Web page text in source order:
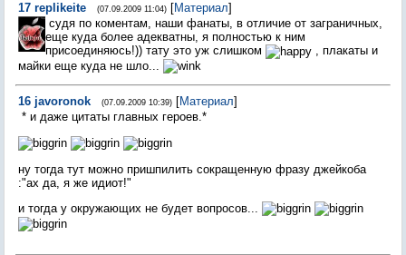
17 replikeite (07.09.2009 11:04) [Материал]
судя по коментам, наши фанаты, в отличие от заграничных,
еще куда более адекватны, я полностью к ним
присоединяюсь!)) тату это уж слишком
, плакаты и
майки еще куда не шло...
16 javoronok (07.09.2009 10:39) [Материал]
* и даже цитаты главных героев.*
ну тогда тут можно пришпилить сокращенную фразу джейкоба
:"ах да, я же идиот!"
и тогда у окружающих не будет вопросов...